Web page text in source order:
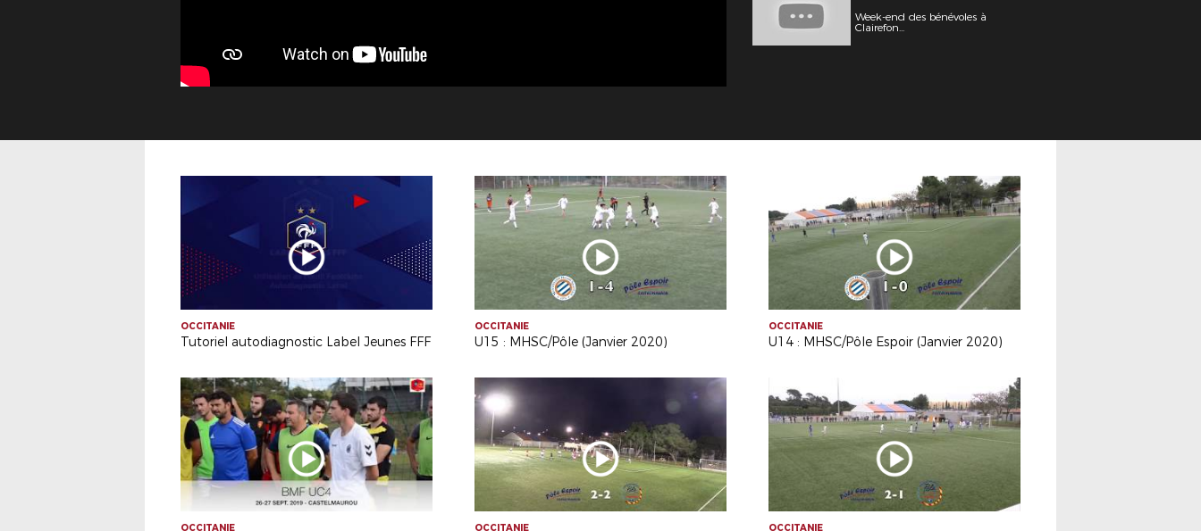
Week-end des bénévoles à
Clairefon...
OCCITANIE
Tutoriel autodiagnostic Label Jeunes FFF
OCCITANIE
U15 : MHSC/Pôle (Janvier 2020)
OCCITANIE
U14 : MHSC/Pôle Espoir (Janvier 2020)
OCCITANIE OCCITANIE OCCITANIE